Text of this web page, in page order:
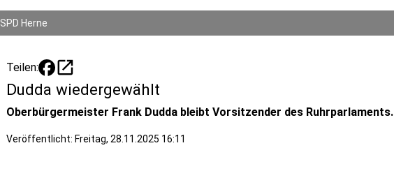
SPD Herne
Teilen: open_in_new
Dudda wiedergewählt
Oberbürgermeister Frank Dudda bleibt Vorsitzender des Ruhrparlaments.
Veröffentlicht: Freitag, 28.11.2025 16:11